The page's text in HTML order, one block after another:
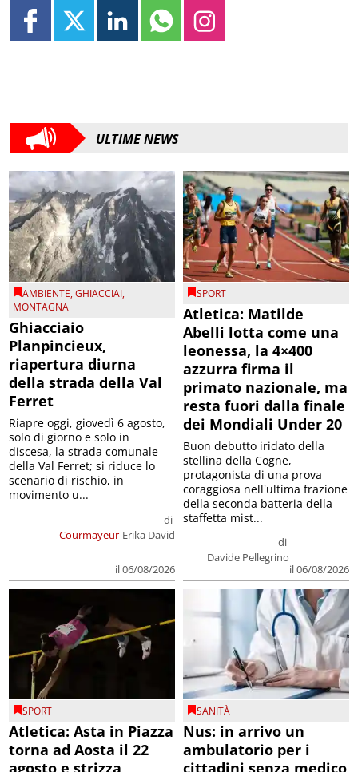
ULTIME NEWS
AMBIENTE,GHIACCIAI,
MONTAGNA
Ghiacciaio
Planpincieux,
riapertura diurna
della strada della Val
Ferret
Courmayeur
di
Erika David
il 06/08/2026
Riapre oggi, giovedì 6 agosto,
solo di giorno e solo in
discesa, la strada comunale
della Val Ferret; si riduce lo
scenario di rischio, in
movimento u...
SPORT
Atletica: Matilde
Abelli lotta come una
leonessa, la 4×400
azzurra firma il
primato nazionale, ma
resta fuori dalla finale
dei Mondiali Under 20
di
Davide Pellegrino
il 06/08/2026
Buon debutto iridato della
stellina della Cogne,
protagonista di una prova
coraggiosa nell'ultima frazione
della seconda batteria della
staffetta mist...
SPORT
Atletica: Asta in Piazza
torna ad Aosta il 22
SANITÀ
Nus: in arrivo un
ambulatorio per i